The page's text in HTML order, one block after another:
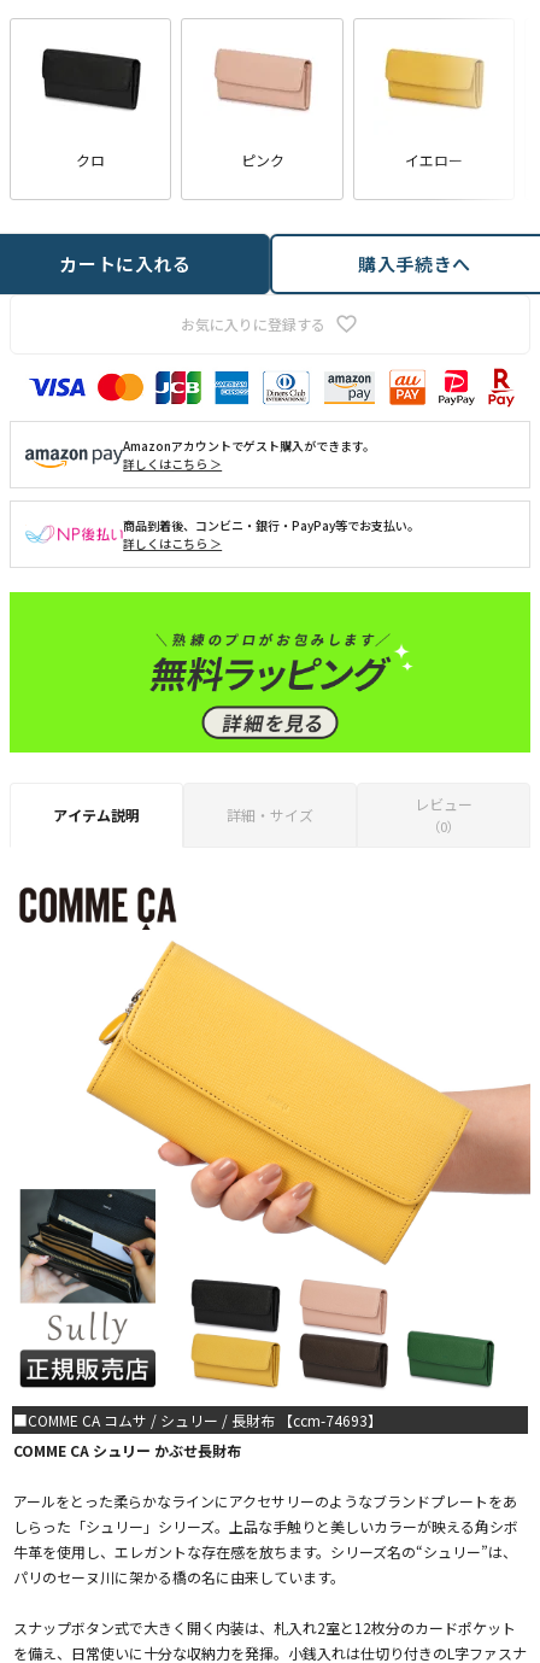
クロ ピンク イエロー
お気に入りに登録する
カートに入れる 購入手続きへ
Amazonアカウントでゲスト購入ができます。
詳しくはこちら ＞
商品到着後、コンビニ・銀行・PayPay等でお支払い。
詳しくはこちら ＞
アイテム説明 詳細・サイズ
レビュー
（0）
■COMME CA コムサ / シュリー / 長財布 【ccm-74693】
COMME CA シュリー かぶせ長財布
アールをとった柔らかなラインにアクセサリーのようなブランドプレートをあ
しらった「シュリー」シリーズ。上品な手触りと美しいカラーが映える角シボ
牛革を使用し、エレガントな存在感を放ちます。シリーズ名の“シュリー”は、
パリのセーヌ川に架かる橋の名に由来しています。
スナップボタン式で大きく開く内装は、札入れ2室と12枚分のカードポケット
を備え、日常使いに十分な収納力を発揮。小銭入れは仕切り付きのL字ファスナ